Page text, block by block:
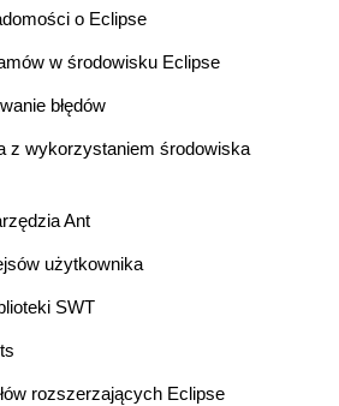
o Eclipse
w środowisku Eclipse
błędów
z wykorzystaniem środowiska
Ant
użytkownika
SWT
rozszerzających Eclipse